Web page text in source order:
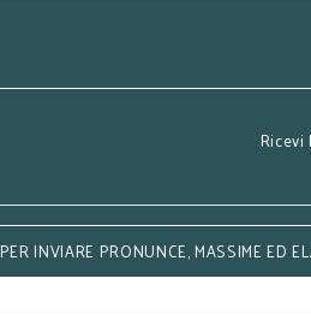
PER INVIARE PRONUNCE, MASSIME ED